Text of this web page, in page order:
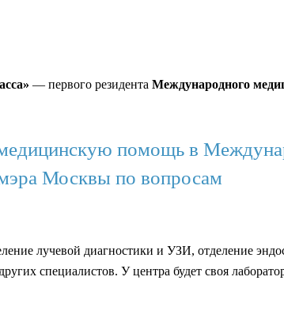
— первого резидента Международного
медицинскую помощь в
Москвы по вопросам
лучевой диагностики и УЗИ, отделение
специалистов. У центра будет своя